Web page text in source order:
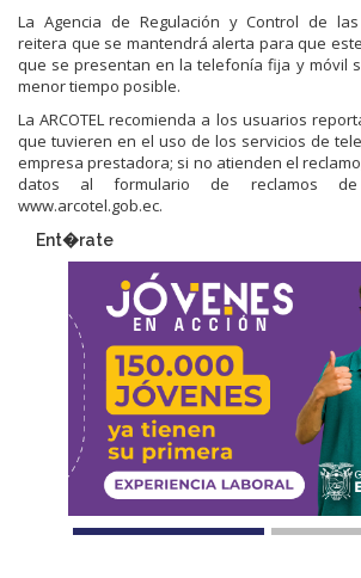
La Agencia de Regulación y Control de las
reitera que se mantendrá alerta para que
que se presentan en la telefonía fija y móvil
menor tiempo posible.
La ARCOTEL recomienda a los usuarios
que tuvieren en el uso de los servicios de
empresa prestadora; si no atienden el
datos al formulario de reclamos
www.arcotel.gob.ec.​
Ent�rate